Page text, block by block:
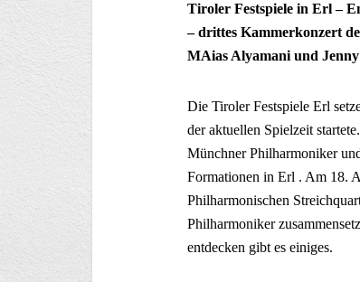
Tiroler Festspiele in Erl –
– drittes Kammerkonzert
MAias Alyamani und
Die Tiroler Festspiele Erl
der aktuellen Spielzeit
Münchner Philharmoniker
Formationen in Erl . Am 18.
Philharmonischen
Philharmoniker
entdecken gibt es einiges.